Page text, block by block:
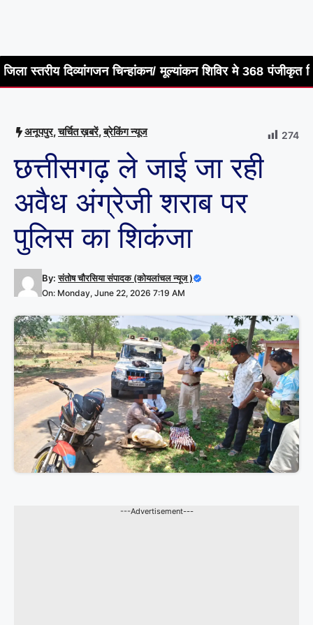
चिन्हांकन/ मूल्यांकन शिविर मे 368 पंजीकृत दिव्यांगों का
अनूपपुर,चर्चित ख़बरें,ब्रेकिंग न्यूज 274
छत्तीसगढ़ ले जाई जा रही
अवैध अंग्रेजी शराब पर
पुलिस का शिकंजा
By:संतोष चौरसिया संपादक (कोयलांचल न्यूज )
On: Monday, June 22, 2026 7:19 AM
---Advertisement---